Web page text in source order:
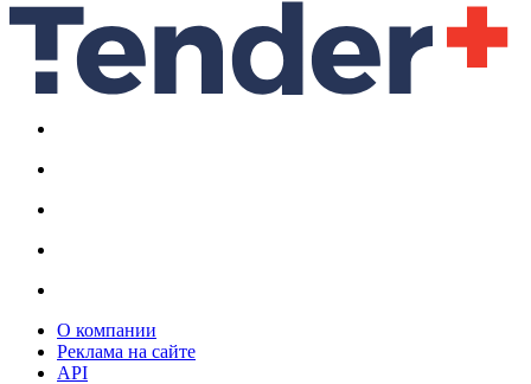
О компании
Реклама на сайте
API